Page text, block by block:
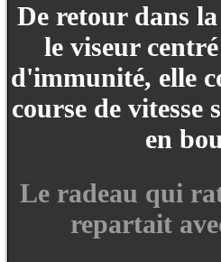
De retour dans
le viseur
d'immunité, elle
course de vitesse
en
Le radeau qui
repartait